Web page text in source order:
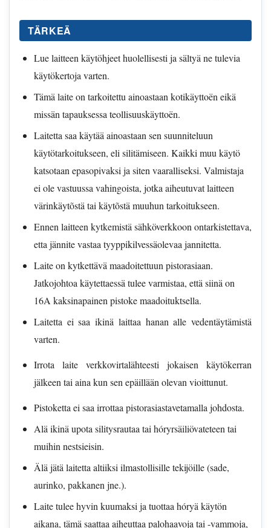
TÄRKEÄ
Lue laitteen käytöhjeet huolellisesti ja sältyä ne tulevia
käytökertoja varten.
Tämä laite on tarkoitettu ainoastaan kotikäyttoën eikä
missän tapauksessa teollisuuskäyttoën.
Laitetta saa käytää ainoastaan sen suunniteluun
käytötarkoitukseen, eli silitämiseen. Kaikki muu käytö
katsotaan epasopivaksi ja siten vaaralliseksi. Valmistaja
ei ole vastuussa vahingoista, jotka aiheutuvat laitteen
värinkäytõstä tai käytõstä muuhun tarkoitukseen.
Ennen laitteen kytkemistä sähköverkkoon ontarkistettava,
etta jännite vastaa tyyppikilvessäolevaa jannitetta.
Laite on kytkettävä maadoitettuun pistorasiaan.
Jatkojohtoa käytettaessä tulee varmistaa, että siinä on
16A kaksinapainen pistoke maadoituktsella.
Laitetta ei saa ikinä laittaa hanan alle vedentäytämistä
varten.
Irrota laite verkkovirtalähteesti jokaisen käytökerran
jälkeen tai aina kun sen epäillään olevan vioittunut.
Pistoketta ei saa irrottaa pistorasiastavetamalla johdosta.
Alä ikinä upota silitysrautaa tai hóryrsäiliövateteen tai
muihin nestsieisin.
Älä jätä laitetta altiiksi ilmastollisille tekijöille (sade,
aurinko, pakkanen jne.).
Laite tulee hyvin kuumaksi ja tuottaa hóryä käytön
aikana, tämä saattaa aiheuttaa palohaavoja tai -vammoja,